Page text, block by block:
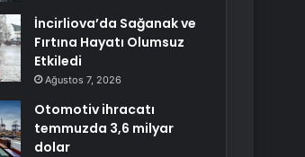
İncirliova’da Sağanak ve
Fırtına Hayatı Olumsuz
Etkiledi
Ağustos 7, 2026
Otomotiv ihracatı
temmuzda 3,6 milyar
dolar